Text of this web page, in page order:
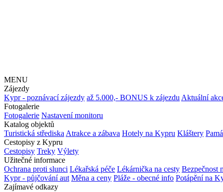
MENU
Zájezdy
Kypr - poznávací zájezdy až 5.000,- BONUS k zájezdu Aktuální
Fotogalerie
Fotogalerie Nastavení monitoru
Katalog objektů
Turistická střediska Atrakce a zábava Hotely na Kypru Kláštery
Cestopisy z Kypru
Cestopisy Treky Výlety
Užitečné informace
Ochrana proti slunci Lékařská péče Lékárnička na cesty Bezpečnost
Kypr - půjčování aut Měna a ceny Pláže - obecné info Potápění na
Zajímavé odkazy